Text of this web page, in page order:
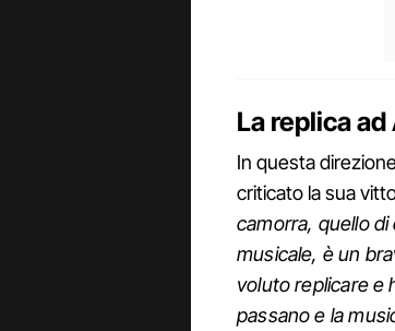
La replica
In questa
criticato la sua
camorra, quello di
musicale, è un
voluto replicare e
passano e la